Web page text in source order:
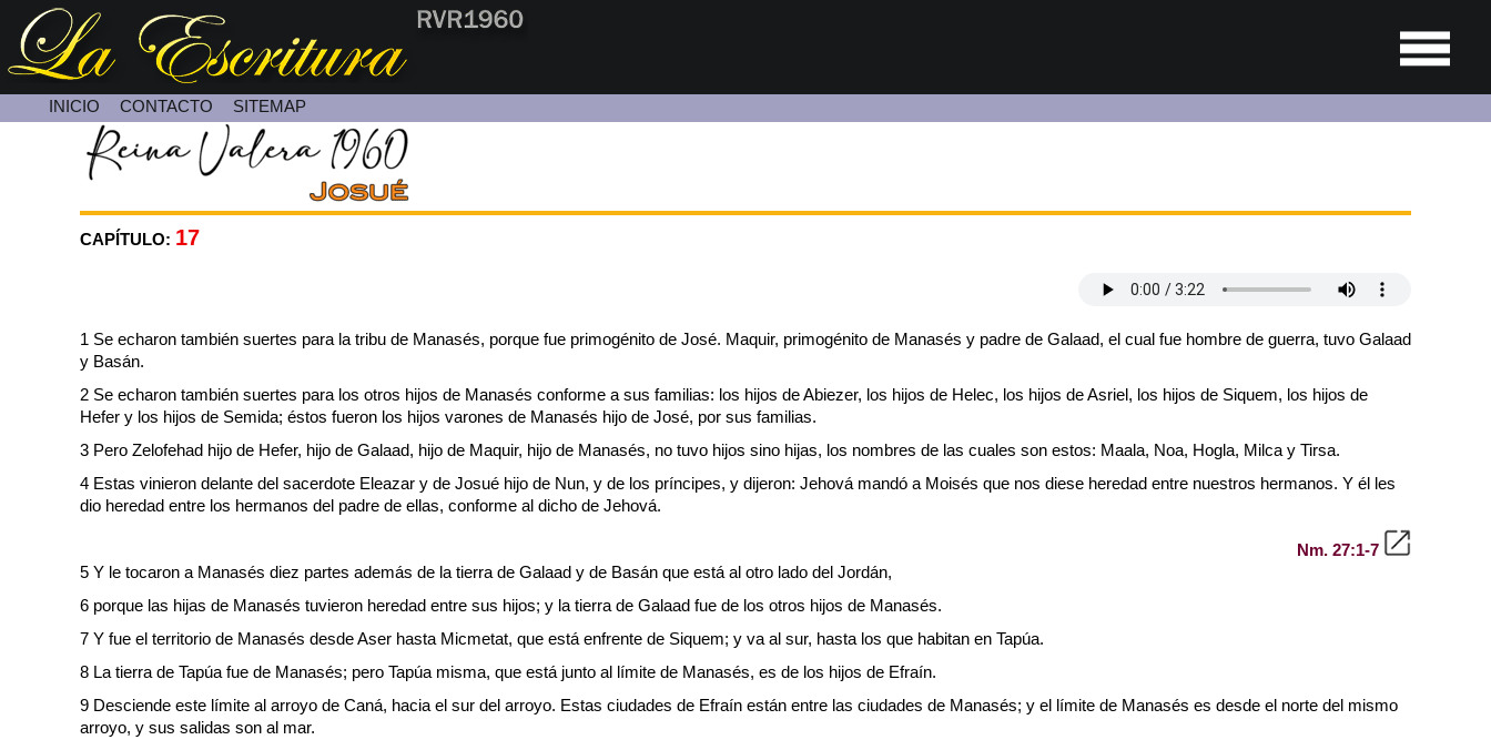
INICIO CONTACTO
Contacte con Nosotros
SITEMAP
CAPÍTULO: 17
1 Se echaron también suertes para la tribu de Manasés, porque fue primogénito de José. Maquir, primogénito de Manasés y padre de Galaad, el cual fue hombre de guerra, tuvo Galaad
y Basán.
2 Se echaron también suertes para los otros hijos de Manasés conforme a sus familias: los hijos de Abiezer, los hijos de Helec, los hijos de Asriel, los hijos de Siquem, los hijos de
Hefer y los hijos de Semida; éstos fueron los hijos varones de Manasés hijo de José, por sus familias.
3 Pero Zelofehad hijo de Hefer, hijo de Galaad, hijo de Maquir, hijo de Manasés, no tuvo hijos sino hijas, los nombres de las cuales son estos: Maala, Noa, Hogla, Milca y Tirsa.
4 Estas vinieron delante del sacerdote Eleazar y de Josué hijo de Nun, y de los príncipes, y dijeron: Jehová mandó a Moisés que nos diese heredad entre nuestros hermanos. Y él les
dio heredad entre los hermanos del padre de ellas, conforme al dicho de Jehová.
Nm. 27:1-7
5 Y le tocaron a Manasés diez partes además de la tierra de Galaad y de Basán que está al otro lado del Jordán,
6 porque las hijas de Manasés tuvieron heredad entre sus hijos; y la tierra de Galaad fue de los otros hijos de Manasés.
7 Y fue el territorio de Manasés desde Aser hasta Micmetat, que está enfrente de Siquem; y va al sur, hasta los que habitan en Tapúa.
8 La tierra de Tapúa fue de Manasés; pero Tapúa misma, que está junto al límite de Manasés, es de los hijos de Efraín.
9 Desciende este límite al arroyo de Caná, hacia el sur del arroyo. Estas ciudades de Efraín están entre las ciudades de Manasés; y el límite de Manasés es desde el norte del mismo
arroyo, y sus salidas son al mar.